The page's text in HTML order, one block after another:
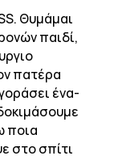
Θυμάμαι
παιδί,
πατέρα
ένα-
ποια
στο σπίτι